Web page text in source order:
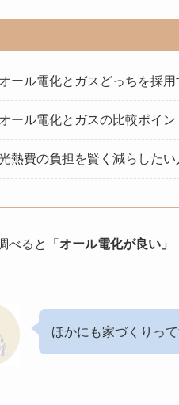
オール電化とガスどっちを採用
オール電化とガスの比較ポイン
熱費の負担を賢く減らしたい
べると「 オール電化が良い」
ほかにも家づくりっ